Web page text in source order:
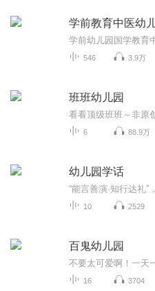
学前教育中医幼
546 3.9万
班班幼儿园
看看顶级班班～非原
6 88.9万
幼儿园学话
10 2529
百鬼幼儿园
16 3704